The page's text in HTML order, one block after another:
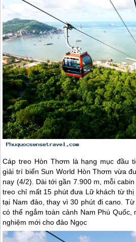
Cáp treo Hòn Thơm là hạng mục đầu
giải trí biển Sun World Hòn Thơm vừa
nay (4/2). Dài tới gần 7.900 m, mỗi
treo chỉ mất 15 phút đưa Lữ khách từ
tại Nam đảo, thay vì 30 phút đi cano.
có thể ngắm toàn cảnh Nam Phú Quốc,
nghiệm mới cho đảo Ngọc